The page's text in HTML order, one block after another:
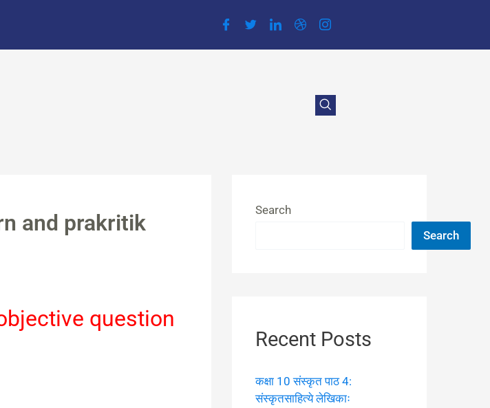
and prakritik
question
Search
Search
Recent Posts
कक्षा 10 संस्कृत पाठ 4:
संस्कृतसाहित्ये लेखिकाः